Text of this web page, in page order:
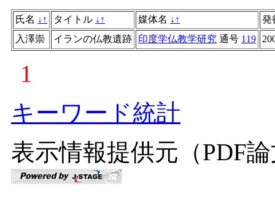
氏名 ↓ ↑ タイトル ↓ ↑ 媒体名 ↓ ↑
発
入澤崇
イランの仏教遺跡 印度学仏教学研究 通号 119
1
キーワード統計
表示情報提供元（PDF